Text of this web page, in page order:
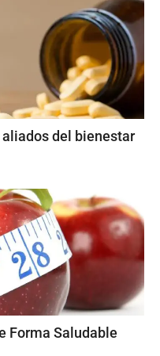
del bienestar
Forma Saludable